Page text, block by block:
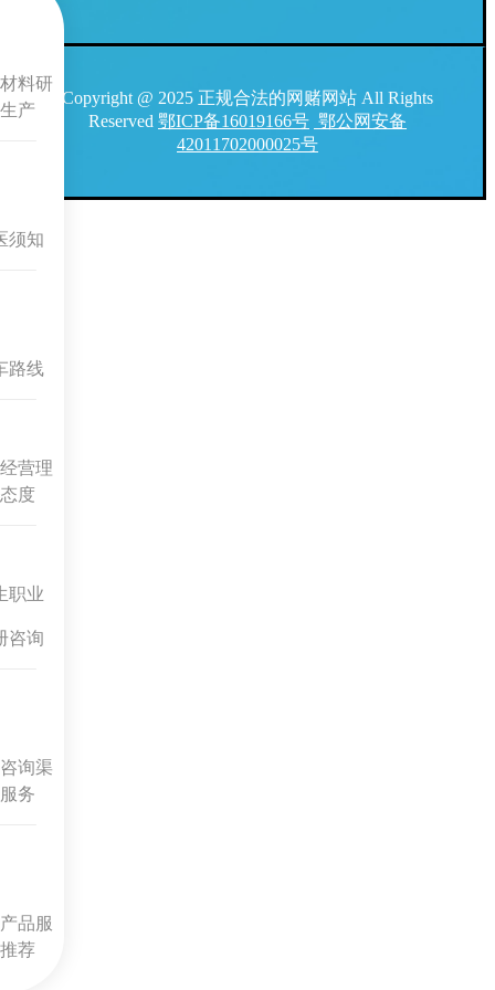
Copyright @ 2025 正规合法的网赌网站 All Rights
Reserved 鄂ICP备16019166号 鄂公网安备
42011702000025号
料研
产
须知
路线
营理
度
职业
咨询
询渠
务
品服
荐